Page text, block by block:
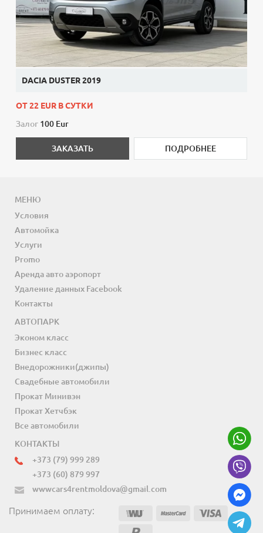
DACIA DUSTER 2019
ОТ 22 EUR В СУТКИ
Залог 100 Eur
ЗАКАЗАТЬ ПОДРОБНЕЕ
МЕНЮ
Условия
Автомойка
Услуги
Promo
Аренда авто аэропорт
Удаление данных Facebook
Контакты
АВТОПАРК
Эконом класс
Бизнес класс
Внедорожники(джипы)
Свадебные автомобили
Прокат Минивэн
Прокат Хетчбэк
Все автомобили
КОНТАКТЫ
+373 (79) 999 289
+373 (60) 879 997
wwwcars4rentmoldova@gmail.com
Принимаем оплату: